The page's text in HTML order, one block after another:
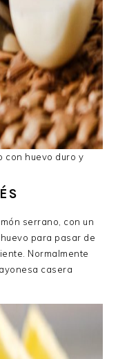
con huevo duro y
serrano, con un
para pasar de
Normalmente
casera